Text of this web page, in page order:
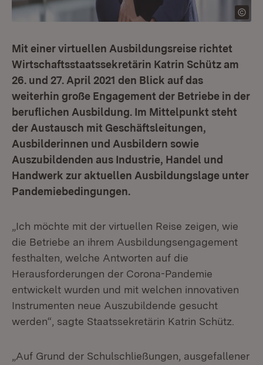
Mit einer virtuellen Ausbildungsreise richtet
Wirtschaftsstaatssekretärin Katrin Schütz am
26. und 27. April 2021 den Blick auf das
weiterhin große Engagement der Betriebe in der
beruflichen Ausbildung. Im Mittelpunkt steht
der Austausch mit Geschäftsleitungen,
Ausbilderinnen und Ausbildern sowie
Auszubildenden aus Industrie, Handel und
Handwerk zur aktuellen Ausbildungslage unter
Pandemiebedingungen.
„Ich möchte mit der virtuellen Reise zeigen, wie
die Betriebe an ihrem Ausbildungsengagement
festhalten, welche Antworten auf die
Herausforderungen der Corona-Pandemie
entwickelt wurden und mit welchen innovativen
Instrumenten neue Auszubildende gesucht
werden“, sagte Staatssekretärin Katrin Schütz.
„Auf Grund der Schulschließungen, ausgefallener